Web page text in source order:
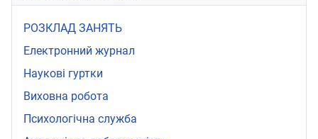
РОЗКЛАД ЗАНЯТЬ
Електронний журнал
Наукові гуртки
Виховна робота
Психологічна служба